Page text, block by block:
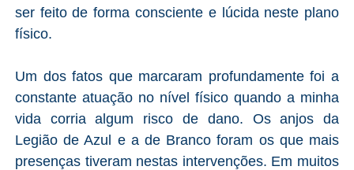
ser feito de forma consciente e lúcida neste plano
físico.
Um dos fatos que marcaram profundamente foi a
constante atuação no nível físico quando a minha
vida corria algum risco de dano. Os anjos da
Legião de Azul e a de Branco foram os que mais
presenças tiveram nestas intervenções. Em muitos